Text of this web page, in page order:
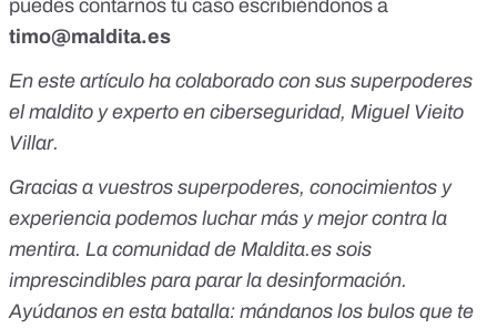
puedes contarnos tu caso escribiéndonos a
timo@maldita.es
En este artículo ha colaborado con sus superpoderes
el maldito y experto en ciberseguridad, Miguel Vieito
Villar.
Gracias a vuestros superpoderes, conocimientos y
experiencia podemos luchar más y mejor contra la
mentira. La comunidad de Maldita.es sois
imprescindibles para parar la desinformación.
Ayúdanos en esta batalla: mándanos los bulos que te